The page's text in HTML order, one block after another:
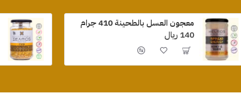
معجون العسل بالطحينة 410 جرام
140 ريال